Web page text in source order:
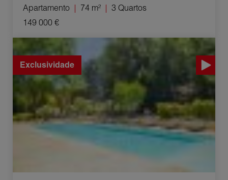
Apartamento 74 m²
3 Quartos
149 000 €
Venda Propriedade Pézenas 11 Quartos 420 m²
Exclusividade